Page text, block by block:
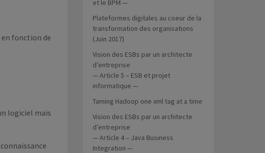
fonction de
logiciel mais
et le BPM —
Plateformes digitales au coeur de la
transformation des organisations
(Juin 2017)
Vision des ESBs par un architecte
d’entreprise
— Article 5 – ESB et projet
informatique —
Taming Hadoop one xml tag at a time
Vision des ESBs par un architecte
d’entreprise
— Article 4 – Java Business
Integration —